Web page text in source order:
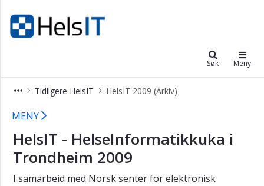
Søk Meny
Tidligere HelsIT HelsIT 2009 (Arkiv)
HelsIT 2009 (Arkiv)
×
Programkomité
Styringsgruppe
Vedtekter
Kontakt
oss
Tidligere
HelsIT
MENY
HelsIT - HelseInformatikkuka i
Trondheim 2009
I samarbeid med Norsk senter for elektronisk